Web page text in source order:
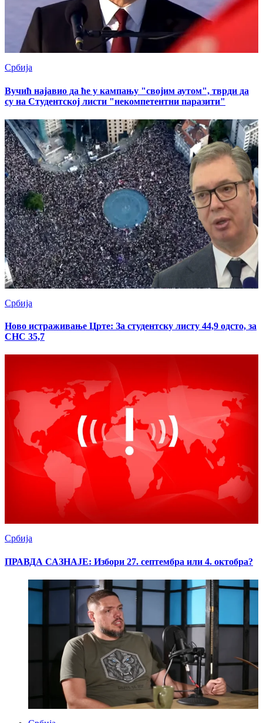
Србија
Вучић најавио да ће у кампању "својим аутом", тврди да
су на Студентској листи "некомпетентни паразити"
Србија
Ново истраживање Црте: За студентску листу 44,9 одсто, за
СНС 35,7
Србија
ПРАВДА САЗНАЈЕ: Избори 27. септембра или 4. октобра?